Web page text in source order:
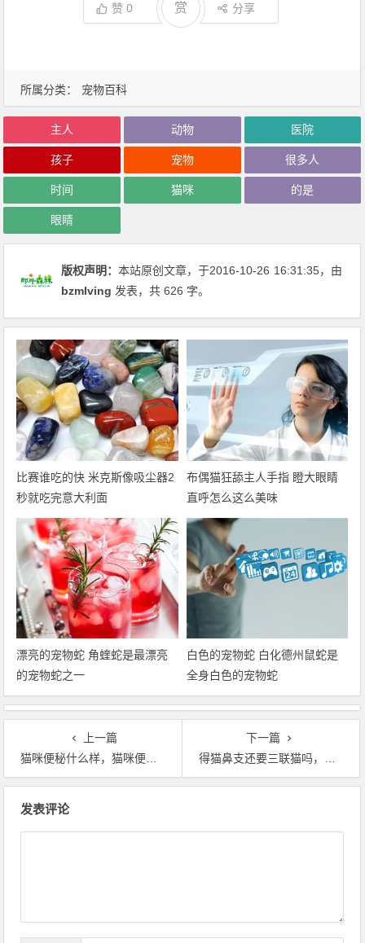
所属分类： 宠物百科
赞0 赏 分享
主人 动物 医院
孩子 宠物 很多人
时间 猫咪 的是
眼睛
版权声明：本站原创文章，于2016-10-26 16:31:35，由
bzmlving 发表，共 626 字。
比赛谁吃的快 米克斯像吸尘器2
秒就吃完意大利面
布偶猫狂舔主人手指 瞪大眼睛
直呼怎么这么美味
漂亮的宠物蛇 角蝰蛇是最漂亮
的宠物蛇之一
白色的宠物蛇 白化德州鼠蛇是
全身白色的宠物蛇
上一篇
猫咪便秘什么样，猫咪便秘给他吃什么好
下一篇
得猫鼻支还要三联猫吗，打猫三联还会得猫鼻支吗
发表评论